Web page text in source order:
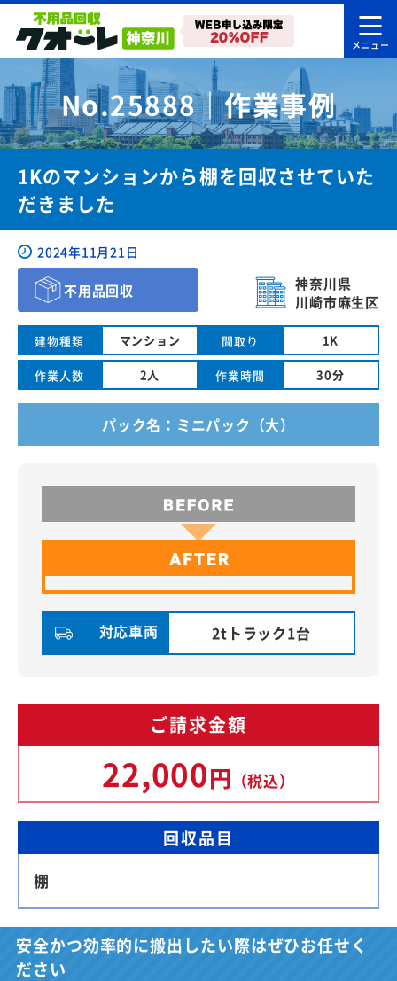
No.25888｜作業事例
1Kのマンションから棚を回収させていた
だきました
2024年11月21日
不用品回収
神奈川県
川崎市麻生区
建物種類 マンション 間取り 1K
作業人数 2人 作業時間 30分
パック名：ミニパック（大）
対応車両 2tトラック1台
ご請求金額
22,000円 （税込）
回収品目
棚
安全かつ効率的に搬出したい際はぜひお任せく
ださい